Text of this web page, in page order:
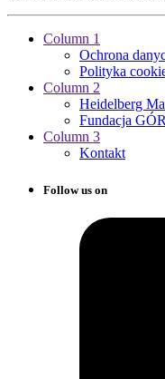
Column 1
Ochrona
Polityka
Column 2
Heidelberg
Fundacja
Column 3
Kontakt
Follow us on